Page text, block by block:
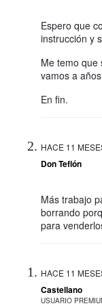
Espero que
instrucción y
Me temo que
vamos a
En fin.
HACE 11
Don Teflón
Más trabajo
borrando
para
HACE 11
Castellano
USUARIO